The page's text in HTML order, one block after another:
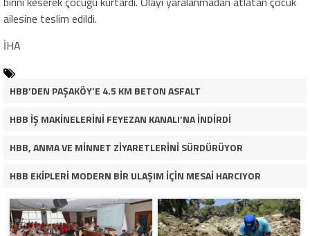
ailesine teslim edildi.
İHA
HBB’DEN PAŞAKÖY’E 4.5 KM BETON ASFALT
HBB İŞ MAKİNELERİNİ FEYEZAN KANALI’NA İNDİRDİ
HBB, ANMA VE MİNNET ZİYARETLERİNİ SÜRDÜRÜYOR
HBB EKİPLERİ MODERN BİR ULAŞIM İÇİN MESAİ HARCIYOR